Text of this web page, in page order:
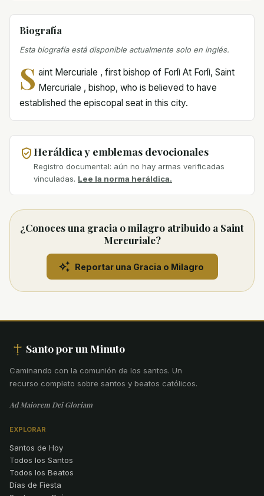
Biografía
Esta biografía está disponible actualmente solo en inglés.
S aint Mercuriale , first bishop of Forlì At Forlì, Saint
Mercuriale , bishop, who is believed to have
established the episcopal seat in this city.
Heráldica y emblemas devocionales
Registro documental: aún no hay armas verificadas
vinculadas. Lee la norma heráldica.
¿Conoces una gracia o milagro atribuido a Saint
Mercuriale?
Reportar una Gracia o Milagro
Santo por un Minuto
Caminando con la comunión de los santos. Un
recurso completo sobre santos y beatos católicos.
Ad Maiorem Dei Gloriam
EXPLORAR
Santos de Hoy
Todos los Santos
Todos los Beatos
Días de Fiesta